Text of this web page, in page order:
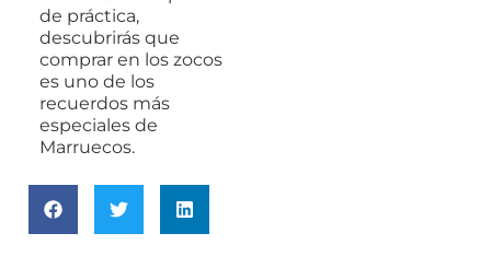
de práctica,
descubrirás que
comprar en los zocos
es uno de los
recuerdos más
especiales de
Marruecos.